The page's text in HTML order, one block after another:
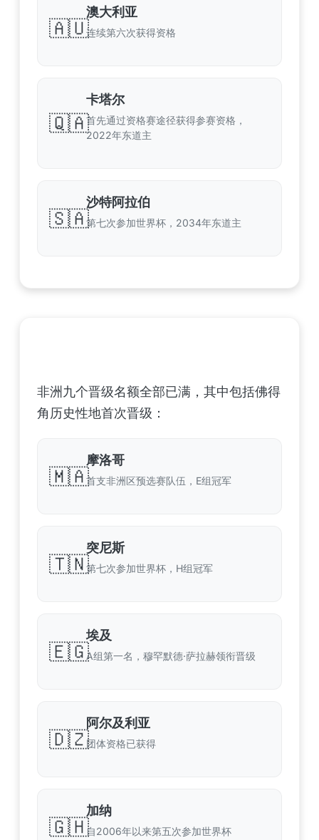
🇦🇺
澳大利亚
连续第六次获得资格
🇶🇦
卡塔尔
首先通过资格赛途径获得参赛资格，
2022年东道主
🇸🇦
沙特阿拉伯
第七次参加世界杯，2034年东道主
非洲九个晋级名额全部已满，其中包括佛得
角历史性地首次晋级：
🇲🇦
摩洛哥
首支非洲区预选赛队伍，E组冠军
🇹🇳
突尼斯
第七次参加世界杯，H组冠军
🇪🇬
埃及
A组第一名，穆罕默德·萨拉赫领衔晋级
🇩🇿
阿尔及利亚
团体资格已获得
🇬🇭
加纳
自2006年以来第五次参加世界杯